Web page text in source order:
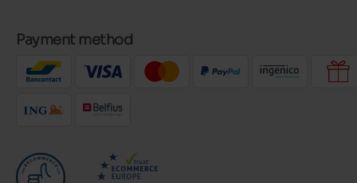
Payment method